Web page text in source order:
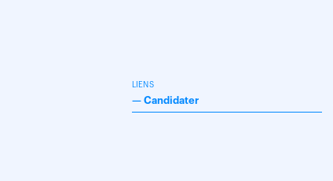
LIENS
— Candidater